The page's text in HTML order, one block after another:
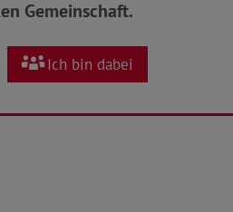
Gemeinschaft.
Ich bin dabei